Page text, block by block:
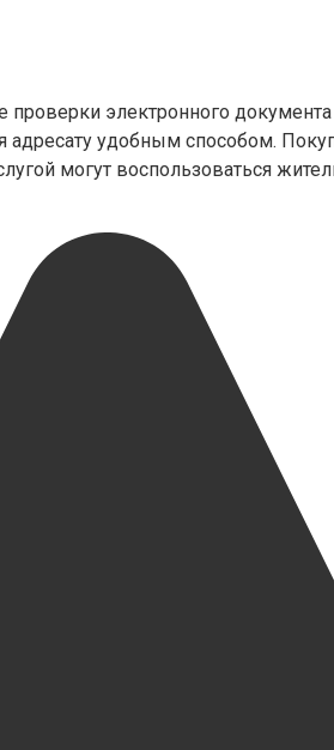
электронного
удобным способом.
могут воспользоваться